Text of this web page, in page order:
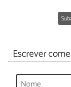
Escrever